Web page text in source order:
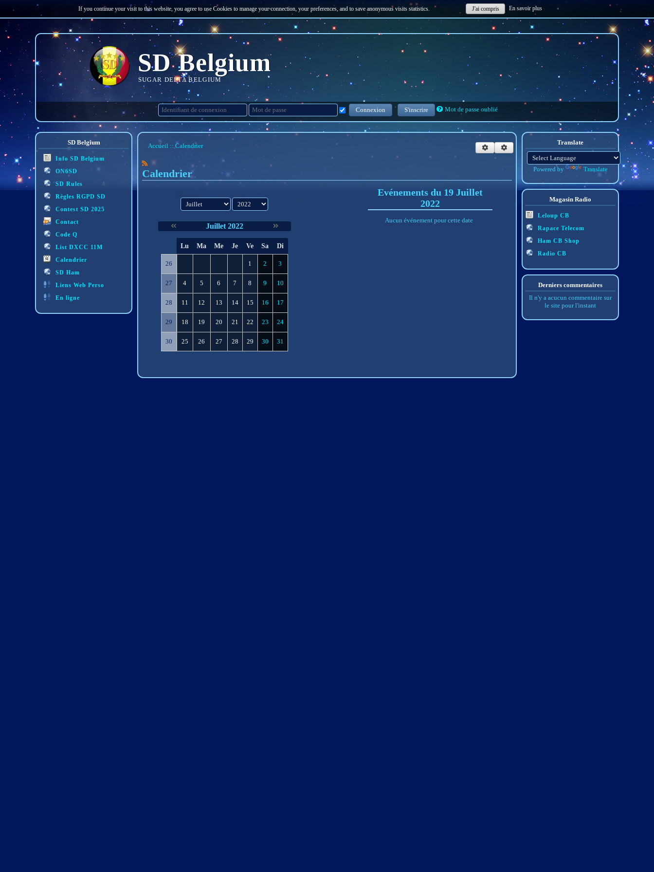
If you continue your visit to this website, you agree to use Cookies to manage your connection, your preferences, and to save anonymous visits statistics. J'ai compris En savoir plus
SD Belgium
SUGAR DELTA BELGIUM
Connexion S'inscrire Mot de passe oublié
SD Belgium
Info SD Belgium
ON6SD
SD Rules
Règles RGPD SD
Contest SD 2025
Contact
Code Q
List DXCC 11M
Calendrier
SD Ham
Liens Web Perso
En ligne
Accueil Calendrier
Calendrier
mois année
Juillet 2022
Lu Ma Me Je Ve Sa Di
26 1 2 3
27 4 5 6 7 8 9 10
28 11 12 13 14 15 16 17
29 18 19 20 21 22 23 24
30 25 26 27 28 29 30 31
Evénements du 19 Juillet
2022
Aucun événement pour cette date
Translate
Powered by Translate
Magasin Radio
Leloup CB
Rapace Telecom
Ham CB Shop
Radio CB
Derniers commentaires
Il n'y a acucun commentaire sur
le site pour l'instant